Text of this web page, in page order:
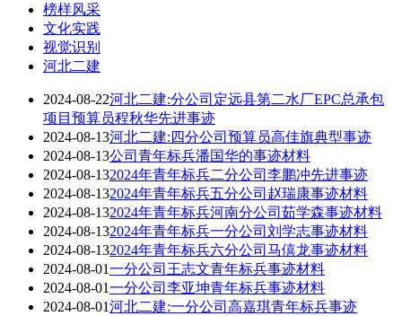
榜样风采
文化实践
视觉识别
河北二建
2024-08-22河北二建:分公司定远县第二水厂EPC总承包
项目预算员程秋华先进事迹
2024-08-13河北二建:四分公司预算员高佳旗典型事迹
2024-08-13公司青年标兵潘国华的事迹材料
2024-08-132024年青年标兵二分公司李鹏冲先进事迹
2024-08-132024年青年标兵五分公司赵瑞康事迹材料
2024-08-132024年青年标兵河南分公司茹学森事迹材料
2024-08-132024年青年标兵一分公司刘学志事迹材料
2024-08-132024年青年标兵六分公司马僖龙事迹材料
2024-08-01一分公司王志文青年标兵事迹材料
2024-08-01一分公司李亚坤青年标兵事迹材料
2024-08-01河北二建:一分公司高嘉琪青年标兵事迹